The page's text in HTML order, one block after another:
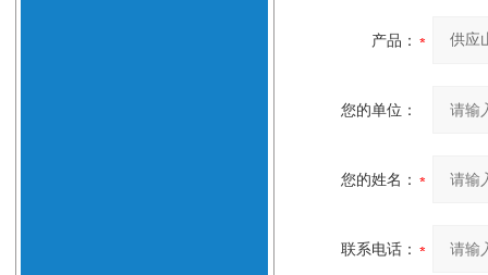
产品：
您的单位：
您的姓名：
联系电话：